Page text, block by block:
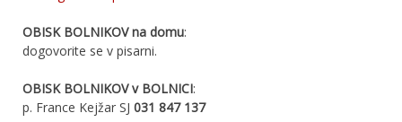
OBISK BOLNIKOV na domu:
dogovorite se v pisarni.
OBISK BOLNIKOV v BOLNICI:
p. France Kejžar SJ 031 847 137